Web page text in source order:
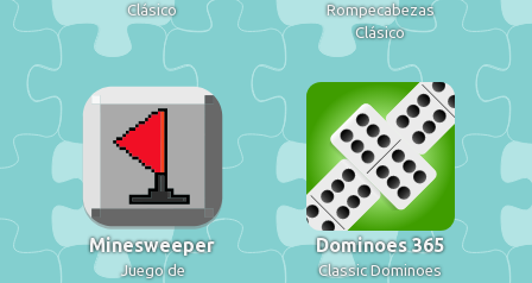
Clásico
Rompecabezas
Clásico
Minesweeper
Juego de
Dominoes 365
Classic Dominoes